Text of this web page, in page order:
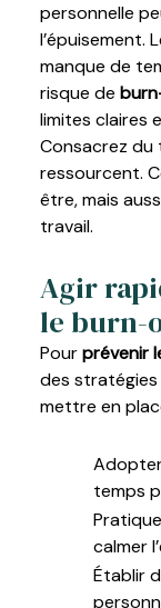
personnelle
l’épuisement.
manque de
risque de
limites claires
Consacrez du
ressourcent.
être, mais
travail.
Agir
le burn-
Pourprévenir
des
mettre en
temps
calmer
Établir